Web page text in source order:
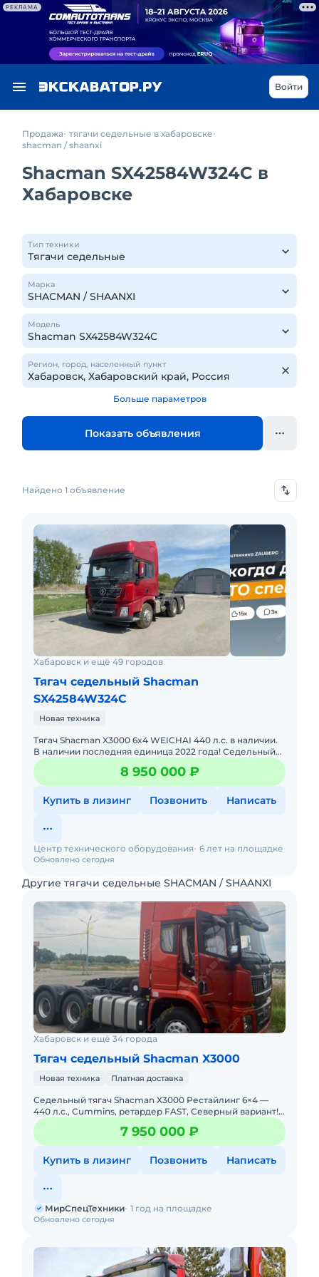
РЕКЛАМА
Войти
Продажа тягачи седельные в хабаровске
shacman / shaanxi
Shacman SX42584W324C в
Хабаровске
Тип техники
Марка
Модель
Регион, город, населенный пункт
Больше параметров
Показать объявления
Найдено 1 объявление
Хабаровск и ещё 49 городов
Тягач седельный Shacman
SX42584W324C
Новая техника
Тягач Shacman X3000 6x4 WEICHAI 440 л.с. в наличии.
В наличии последняя единица 2022 года! Седельный
тягач растаможен, все документы готовы.
Действующее ЭПТС,8 950 000 ₽
Купить в лизинг Позвонить Написать
Обновлено сегодня
Центр технического оборудования 6 лет на площадке
Другие тягачи седельные SHACMAN / SHAANXI
Хабаровск и ещё 34 города
Тягач седельный Shacman X3000
Новая техника Платная доставка
Седельный тягач Shacman X3000 Рестайлинг 6×4 —
440 л.с., Cummins, ретардер FAST, Северный вариант!
В НАЛИЧИИ. НОВЫЙ. Можно в ЛИЗИНГ. Цена С
НДС.Осн
7 950 000 ₽
Купить в лизинг Позвонить Написать
Обновлено сегодня
МирСпецТехники 1 год на площадке